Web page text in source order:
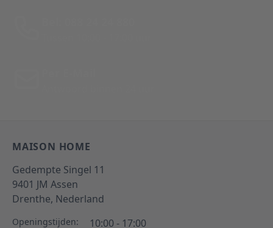
MAISON HOME
Gedempte Singel 11
9401 JM Assen
Drenthe, Nederland
Openingstijden: 10:00 - 17:00